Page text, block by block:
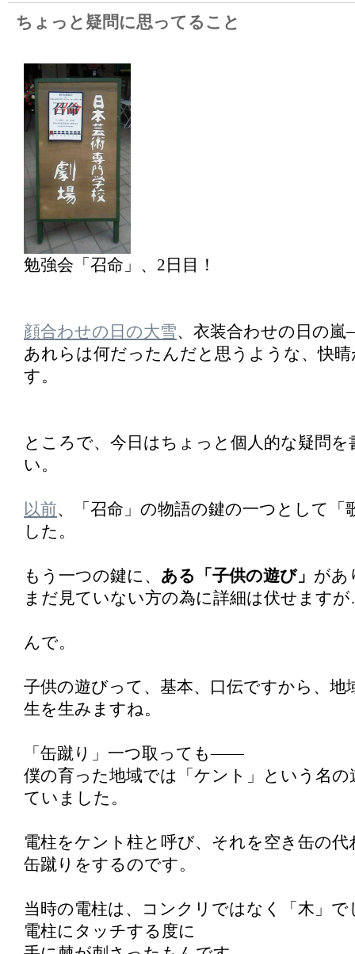
ちょっと疑問に思ってること
勉強会「召命」、2日目！
顔合わせの日の大雪、衣装合わせの日の
あれらは何だったんだと思うような、快
す。
ところで、今日はちょっと個人的な疑問
い。
以前、「召命」の物語の鍵の一つとして「
した。
もう一つの鍵に、 ある「子供の遊び」 があ
まだ見ていない方の為に詳細は伏せます
んで。
子供の遊びって、基本、口伝ですから、地
生を生みますね。
「缶蹴り」一つ取っても――
僕の育った地域では「ケント」という名
ていました。
電柱をケント柱と呼び、それを空き缶の
缶蹴りをするのです。
当時の電柱は、コンクリではなく「木」
電柱にタッチする度に